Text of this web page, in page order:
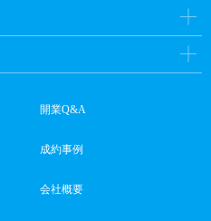
開業Q&A
成約事例
会社概要